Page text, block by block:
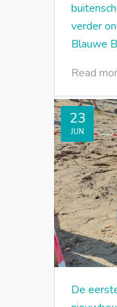
verder
Blauwe
Read
23
JUN
De